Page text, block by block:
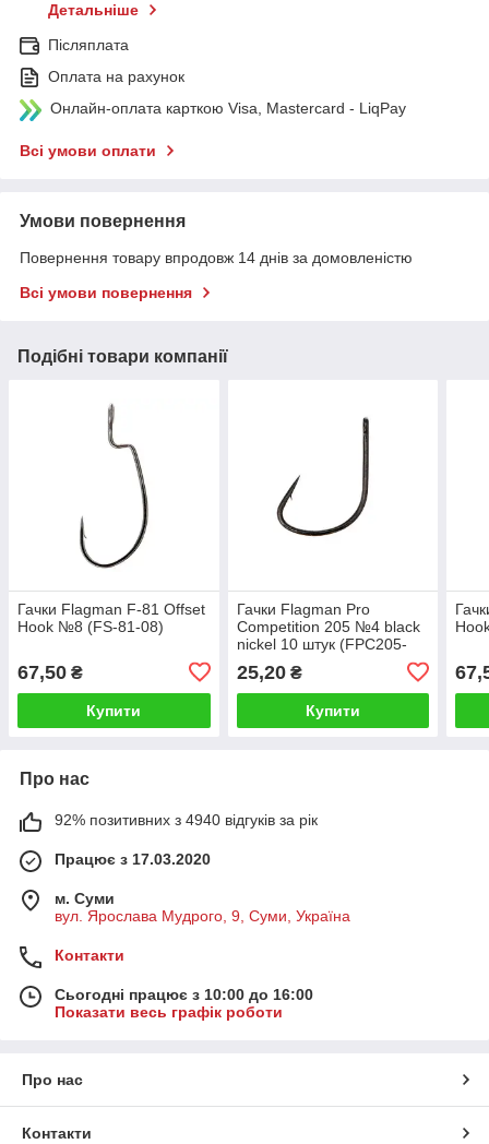
Детальніше
Післяплата
Оплата на рахунок
Онлайн-оплата карткою Visa, Mastercard - LiqPay
Всі умови оплати
Умови повернення
Повернення товару впродовж 14 днів за домовленістю
Всі умови повернення
Подібні товари компанії
Гачки Flagman F-81 Offset
Hook №8 (FS-81-08)
67,50 ₴
Купити
Гачки Flagman Pro
Competition 205 №4 black
nickel 10 штук (FPC205-
25,20₴
Купити
Про нас
92% позитивних з 4940 відгуків за рік
Працює з 17.03.2020
м. Суми
вул. Ярослава Мудрого, 9, Суми, Україна
Контакти
Сьогодні працює з 10:00 до 16:00
Показати весь графік роботи
Про нас
Контакти